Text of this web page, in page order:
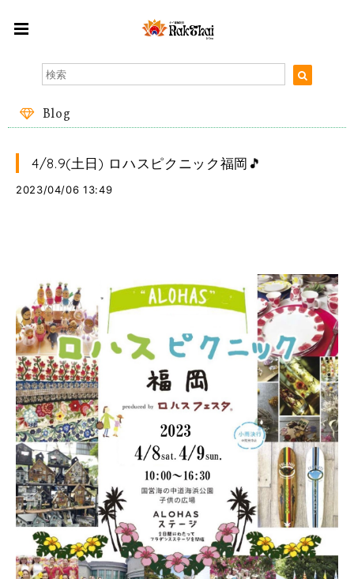
Blog
4/8.9(土日) ロハスピクニック福岡🎵
2023/04/06 13:49